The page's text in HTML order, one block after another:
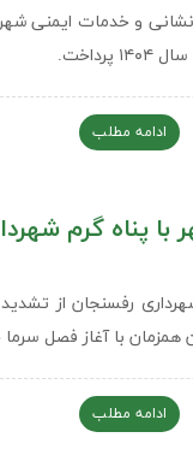
و خدمات ایمنی
ادامه مطلب
پناه گرم
رفسنجان از تشدید
با آغاز فصل سرما
ادامه مطلب